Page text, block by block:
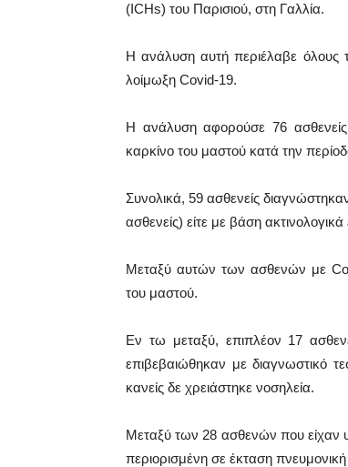
(ICHs) του Παρισιού, στη Γαλλία.
Η ανάλυση αυτή περιέλαβε όλους
λοίμωξη Covid-19.
Η ανάλυση αφορούσε 76
καρκίνο του μαστού κατά την
Συνολικά, 59 ασθενείς
ασθενείς) είτε με βάση
Μεταξύ αυτών των ασθενών με
του μαστού.
Εν τω μεταξύ, επιπλέον 17
επιβεβαιώθηκαν με διαγνωστικό
κανείς δε χρειάστηκε νοσηλεία.
Μεταξύ των 28 ασθενών που είχαν
περιορισμένη σε έκταση